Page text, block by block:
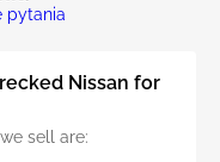
pytania
Nissan for
sell are: